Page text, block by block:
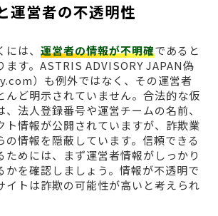
運営者の不透明性
は、 運営者の情報が不明確であると
ます。ASTRIS ADVISORY JAPAN偽
）も例外ではなく、その運営者
んど明示されていません。合法的な仮
法人登録番号や運営チームの名前、
ト情報が公開されていますが、詐欺業
の情報を隠蔽しています。信頼できる
ためには、まず運営者情報がしっかり
かを確認しましょう。情報が不透明で
イトは詐欺の可能性が高いと考えられ